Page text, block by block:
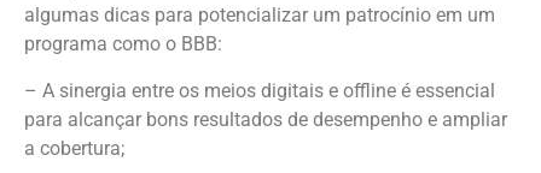
algumas dicas para potencializar um patrocínio em um
programa como o BBB:
– A sinergia entre os meios digitais e offline é essencial
para alcançar bons resultados de desempenho e ampliar
a cobertura;